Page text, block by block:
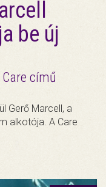
be új
című
Gerő Marcell, a
alkotója. A Care